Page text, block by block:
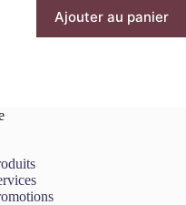
Ajouter au panier